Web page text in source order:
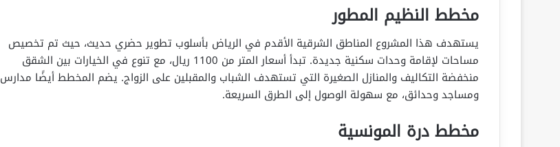
مخطط النظيم المطور
يستهدف هذا المشروع المناطق الشرقية الأقدم في الرياض بأسلوب تطوير حضري حديث، حيث تم تخصيص
مساحات لإقامة وحدات سكنية جديدة. تبدأ أسعار المتر من 1100 ريال، مع تنوع في الخيارات بين الشقق
منخفضة التكاليف والمنازل الصغيرة التي تستهدف الشباب والمقبلين على الزواج. يضم المخطط أيضًا مدارس
ومساجد وحدائق، مع سهولة الوصول إلى الطرق السريعة.
مخطط درة المونسية